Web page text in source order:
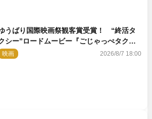
うばり国際映画祭観客賞受賞！ “終活タ
シー”ロードムービー『ごじゃっぺタクシ
』10月公開＆予告解禁
映画 2026/8/7 18:00